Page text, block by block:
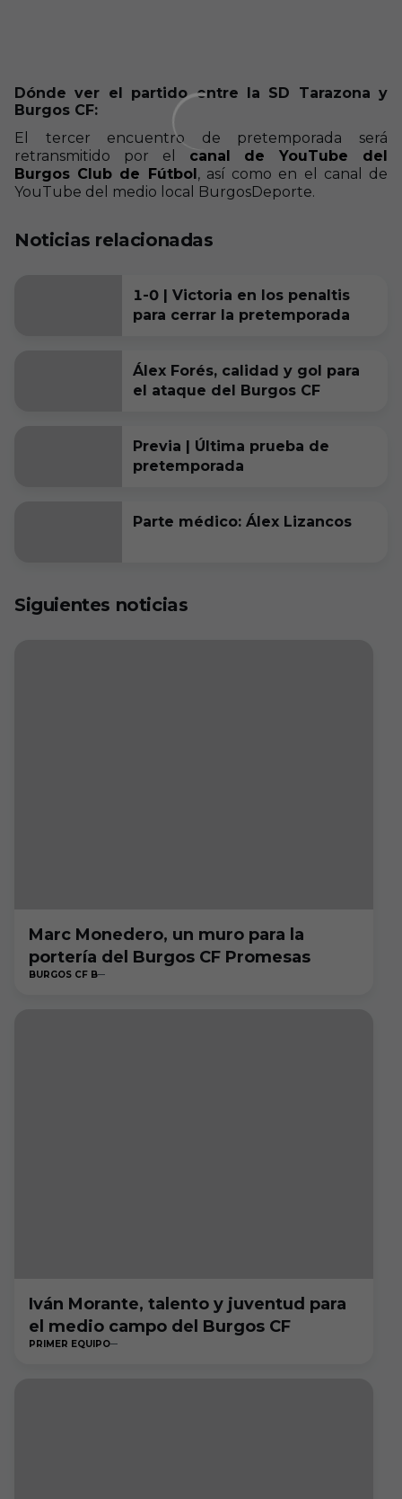
Dónde ver el partido entre la SD Tarazona y
Burgos CF:
El tercer encuentro de pretemporada será
retransmitido por el canal de YouTube del
Burgos Club de Fútbol, así como en el canal de
YouTube del medio local BurgosDeporte.
Noticias relacionadas
1-0 | Victoria en los penaltis
para cerrar la pretemporada
Álex Forés, calidad y gol para
el ataque del Burgos CF
Previa | Última prueba de
pretemporada
Parte médico: Álex Lizancos
Siguientes noticias
Marc Monedero, un muro para la
portería del Burgos CF Promesas
BURGOS CF B
Iván Morante, talento y juventud para
el medio campo del Burgos CF
PRIMER EQUIPO